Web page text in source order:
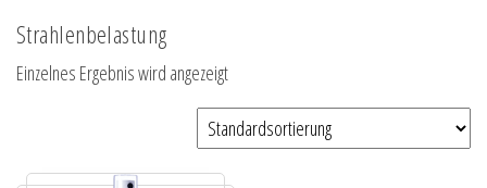
Strahlenbelastung
Einzelnes Ergebnis wird angezeigt